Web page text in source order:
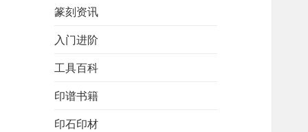
篆刻资讯
入门进阶
工具百科
印谱书籍
印石印材